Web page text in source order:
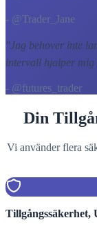
- @Trader_Jane
"Jag behover inte
intervall hjalper mig
- @futures_trader
Din
Vi använder flera
Tillgångssäkerhet,